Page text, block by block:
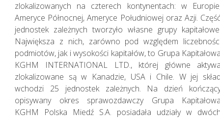
zlokalizowanych na czterech kontynentach: w
Ameryce Północnej, Ameryce Południowej oraz Azji.
jednostek zależnych tworzyło własne grupy
Największa z nich, zarówno pod względem
podmiotów, jak i wysokości kapitałów, to Grupa
KGHM INTERNATIONAL LTD., której główne
zlokalizowane są w Kanadzie, USA i Chile. W jej
wchodzi 25 jednostek zależnych. Na dzień
opisywany okres sprawozdawczy Grupa
KGHM Polska Miedź S.A. posiadała udziały w